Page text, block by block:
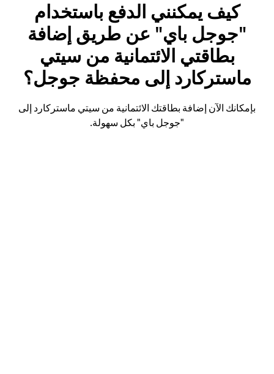
كيف يمكنني الدفع باستخدام
"جوجل باي" عن طريق إضافة
بطاقتي الائتمانية من سيتي
ماستركارد إلى محفظة جوجل؟
بإمكانك الآن إضافة بطاقتك الائتمانية من سيتي ماستركارد إلى
"جوجل باي" بكل سهولة.